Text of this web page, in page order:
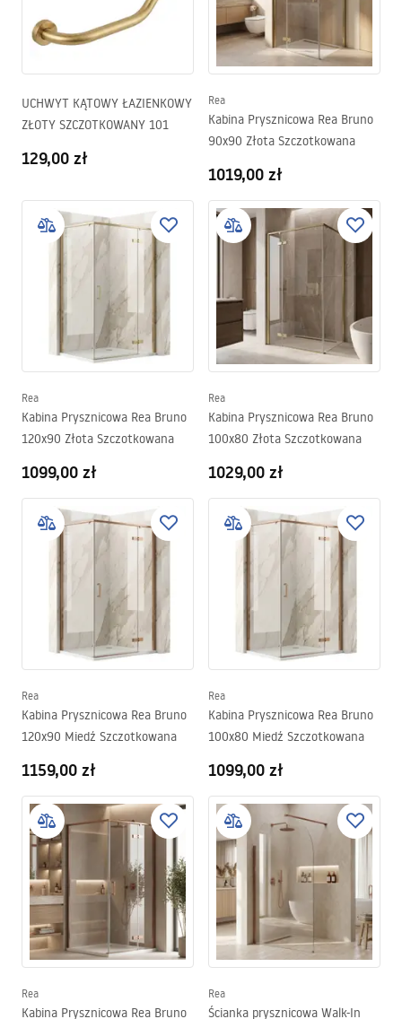
UCHWYT KĄTOWY ŁAZIENKOWY
ZŁOTY SZCZOTKOWANY 101
129,00 zł
Rea
Kabina Prysznicowa Rea Bruno
90x90 Złota Szczotkowana
1019,00 zł
Rea
Kabina Prysznicowa Rea Bruno
120x90 Złota Szczotkowana
1099,00 zł
Rea
Kabina Prysznicowa Rea Bruno
100x80 Złota Szczotkowana
1029,00 zł
Rea
Kabina Prysznicowa Rea Bruno
120x90 Miedź Szczotkowana
1159,00 zł
Rea
Kabina Prysznicowa Rea Bruno
100x80 Miedź Szczotkowana
1099,00 zł
Rea
Kabina Prysznicowa Rea Bruno
Rea
Ścianka prysznicowa Walk-In